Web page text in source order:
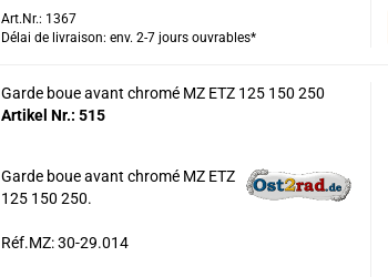
Art.Nr.: 1367
Délai de livraison: env. 2-7 jours ouvrables*
Garde boue avant chromé MZ ETZ 125 150 250
Artikel Nr.: 515
Garde boue avant chromé MZ ETZ
125 150 250.
Réf.MZ: 30-29.014